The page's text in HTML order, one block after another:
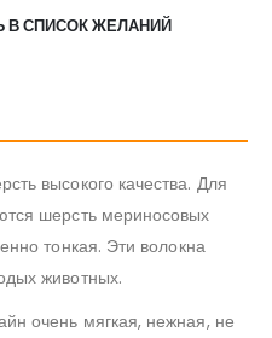
В СПИСОК ЖЕЛАНИЙ
высокого качества. Для
шерсть мериносовых
тонкая. Эти волокна
животных.
очень мягкая, нежная, не